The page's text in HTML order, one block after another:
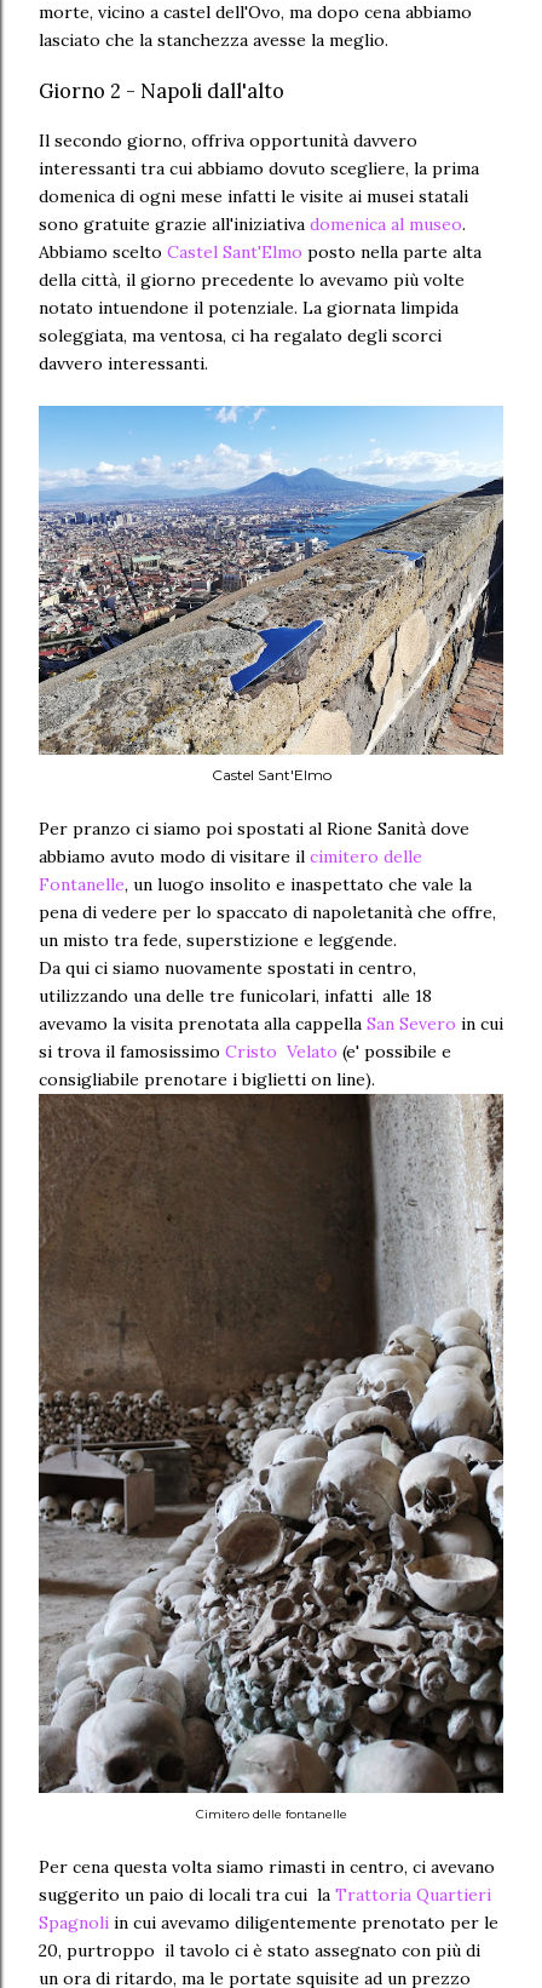
morte, vicino a castel dell'Ovo, ma dopo cena abbiamo
lasciato che la stanchezza avesse la meglio.
Giorno 2 - Napoli dall'alto
Il secondo giorno, offriva opportunità davvero
interessanti tra cui abbiamo dovuto scegliere, la prima
domenica di ogni mese infatti le visite ai musei statali
sono gratuite grazie all'iniziativa domenica al museo.
Abbiamo scelto Castel Sant'Elmo posto nella parte alta
della città, il giorno precedente lo avevamo più volte
notato intuendone il potenziale. La giornata limpida
soleggiata, ma ventosa, ci ha regalato degli scorci
davvero interessanti.
Castel Sant'Elmo
Per pranzo ci siamo poi spostati al Rione Sanità dove
abbiamo avuto modo di visitare il cimitero delle
Fontanelle, un luogo insolito e inaspettato che vale la
pena di vedere per lo spaccato di napoletanità che offre,
un misto tra fede, superstizione e leggende.
Da qui ci siamo nuovamente spostati in centro,
utilizzando una delle tre funicolari, infatti alle 18
avevamo la visita prenotata alla cappella San Severo in cui
si trova il famosissimo Cristo Velato (e' possibile e
consigliabile prenotare i biglietti on line).
Cimitero delle fontanelle
Per cena questa volta siamo rimasti in centro, ci avevano
suggerito un paio di locali tra cui la Trattoria Quartieri
Spagnoli in cui avevamo diligentemente prenotato per le
20, purtroppo il tavolo ci è stato assegnato con più di
un ora di ritardo, ma le portate squisite ad un prezzo